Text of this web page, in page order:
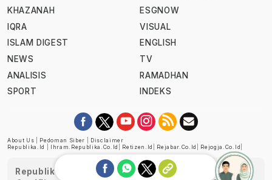
KHAZANAH
IQRA
ISLAM DIGEST
NEWS
ANALISIS
SPORT
ESGNOW
VISUAL
ENGLISH
TV
RAMADHAN
INDEKS
About Us Pedoman Siber
Disclaimer
Republika.id
Ihram.republika.co.id Retizen.id Rejabar.co.id Rejogja.co.id
Republika telah diverifikasi oleh Dewan Pers